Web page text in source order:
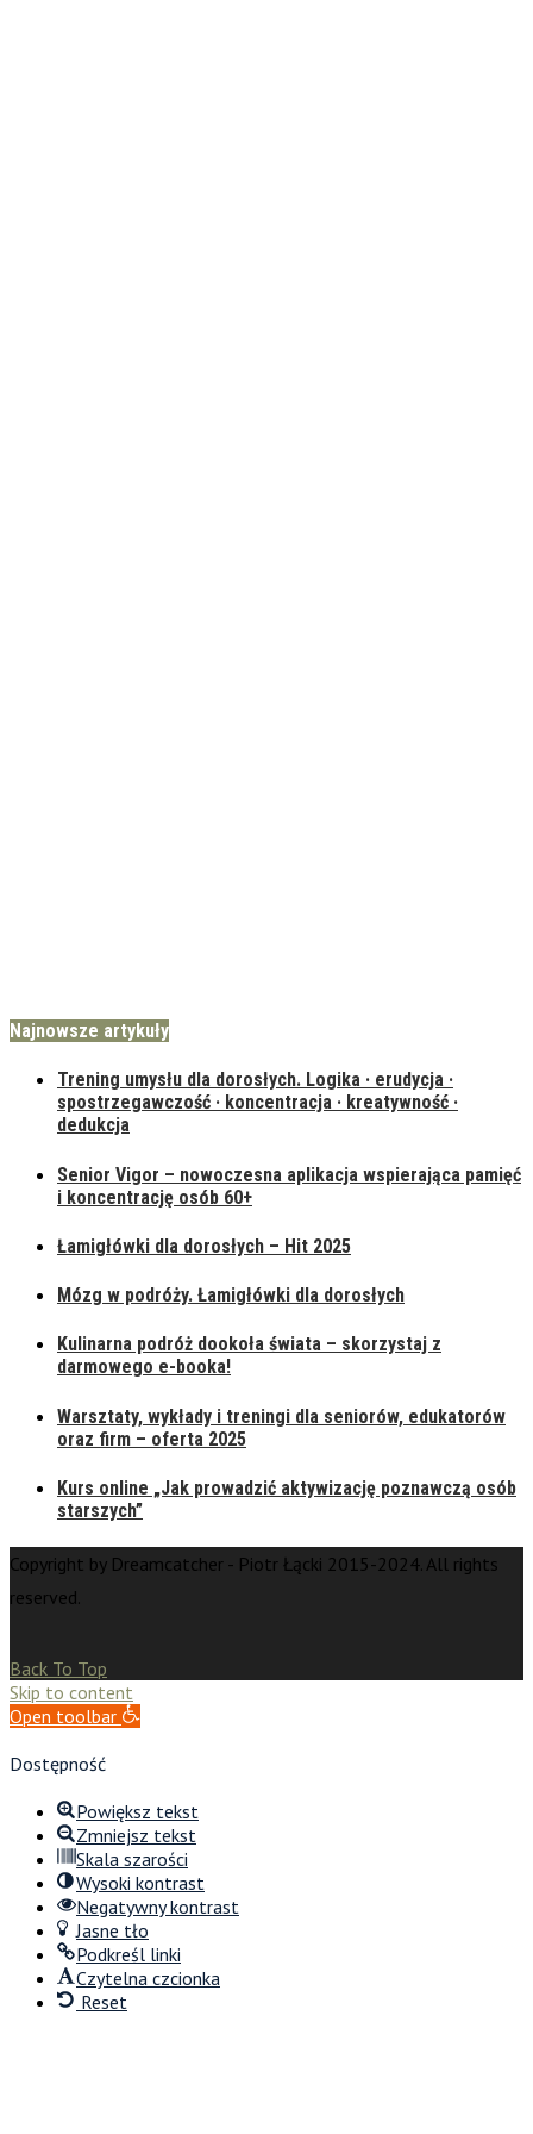
Najnowsze artykuły
Trening umysłu dla dorosłych. Logika · erudycja ·
spostrzegawczość · koncentracja · kreatywność ·
dedukcja
Senior Vigor – nowoczesna aplikacja wspierająca pamięć
i koncentrację osób 60+
Łamigłówki dla dorosłych – Hit 2025
Mózg w podróży. Łamigłówki dla dorosłych
Kulinarna podróż dookoła świata – skorzystaj z
darmowego e-booka!
Warsztaty, wykłady i treningi dla seniorów, edukatorów
oraz firm – oferta 2025
Kurs online „Jak prowadzić aktywizację poznawczą osób
starszych”
Copyright by Dreamcatcher - Piotr Łącki 2015-2024. All rights
reserved.
Back To Top
Skip to content
Open toolbar
Dostępność
Powiększ tekst
Zmniejsz tekst
Skala szarości
Wysoki kontrast
Negatywny kontrast
Jasne tło
Podkreśl linki
Czytelna czcionka
Reset